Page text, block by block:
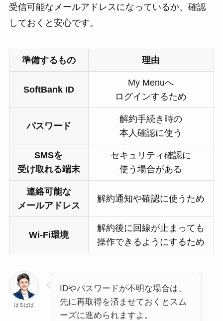
受信可能なメールアドレスになっているか、確認
しておくと安心です。
準備するもの 理由
SoftBank ID
My Menuへ
ログインするため
パスワード
解約手続き時の
本人確認に使う
SMSを
受け取れる端末
セキュリティ確認に
使う場合がある
連絡可能な
メールアドレス
解約通知や確認に使うため
Wi-Fi環境
解約後に回線が止まっても
操作できるようにするため
はるぱぱ
IDやパスワードが不明な場合は、
先に再取得を済ませておくとスム
ーズに進められますよ。